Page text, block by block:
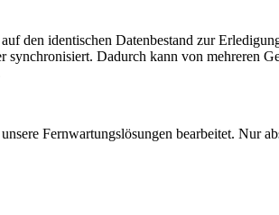
den identischen Datenbestand zur
Dadurch kann von mehreren
Fernwartungslösungen bearbeitet. Nur